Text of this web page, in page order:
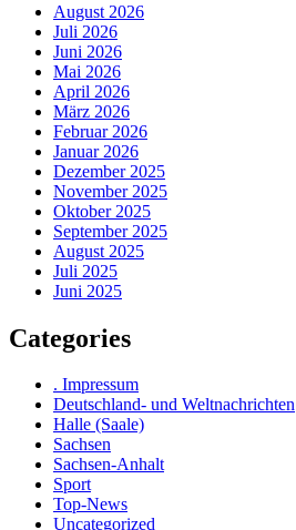
August 2026
Juli 2026
Juni 2026
Mai 2026
April 2026
März 2026
Februar 2026
Januar 2026
Dezember 2025
November 2025
Oktober 2025
September 2025
August 2025
Juli 2025
Juni 2025
Categories
. Impressum
Deutschland- und Weltnachrichten
Halle (Saale)
Sachsen
Sachsen-Anhalt
Sport
Top-News
Uncategorized